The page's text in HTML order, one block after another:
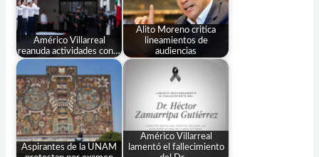
Américo Villarreal
reanuda actividades con…
Alito Moreno critica
lineamientos de
audiencias
Aspirantes de la UNAM
Américo Villarreal
lamentó el fallecimiento